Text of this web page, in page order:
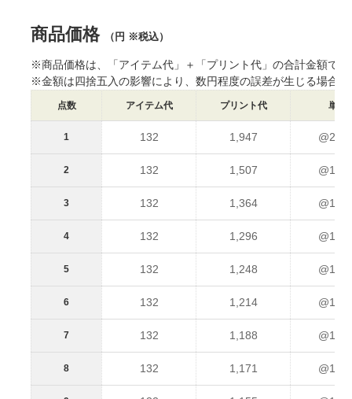
※出荷予定日は、各種条件によって変動します。
※生産状況や天候、交通事情等で納期が前後することがあります。
※ご注文数量が多い場合、納品までお時間を頂く場合がございます。
※本ページ記載の内容は予告なく変更することがあります。
商品価格 （円 ※税込）
※商品価格は、「アイテム代」＋「プリント代」の合計金額です
※金額は四捨五入の影響により、数円程度の誤差が生じる場合
点数 アイテム代 プリント代 単価
1 132 1,947
2 132 1,507
3 132 1,364
4 132 1,296
5 132 1,248
6 132 1,214
7 132 1,188
8 132 1,171